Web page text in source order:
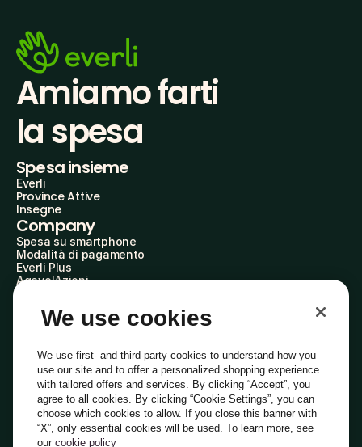
Amiamo farti
la spesa
Spesa insieme
Everli
Province Attive
Insegne
Company
Spesa su smartphone
Modalità di pagamento
Everli Plus
AgevolAzioni
Everli Shoppers
Scopri chi siamo
Domande frequenti
Lavora con noi
Diventa Shopper
Investitori
PrivacyCookiePreferenze Cookie
Termini e Condizioni
We use cookies
We use first- and third-party cookies to understand how you
use our site and to offer a personalized shopping experience
with tailored offers and services. By clicking “Accept”, you
agree to all cookies. By clicking “Cookie Settings”, you can
choose which cookies to allow. If you close this banner with
“X”, only essential cookies will be used. To learn more, see
our cookie policy